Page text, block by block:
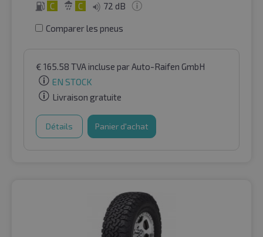
C C 72 dB
Comparer les pneus
€ 165.58 TVA incluse par Auto-Raifen GmbH
EN STOCK
Livraison gratuite
Détails Panier d'achat